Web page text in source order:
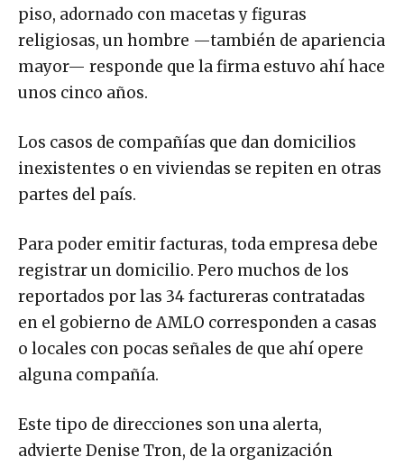
piso, adornado con macetas y figuras
religiosas, un hombre —también de apariencia
mayor— responde que la firma estuvo ahí hace
unos cinco años.
Los casos de compañías que dan domicilios
inexistentes o en viviendas se repiten en otras
partes del país.
Para poder emitir facturas, toda empresa debe
registrar un domicilio. Pero muchos de los
reportados por las 34 factureras contratadas
en el gobierno de AMLO corresponden a casas
o locales con pocas señales de que ahí opere
alguna compañía.
Este tipo de direcciones son una alerta,
advierte Denise Tron, de la organización